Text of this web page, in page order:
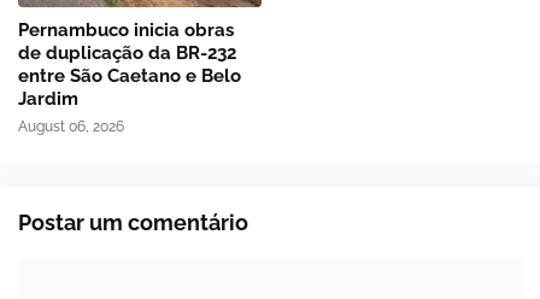
Pernambuco inicia obras
de duplicação da BR-232
entre São Caetano e Belo
Jardim
August 06, 2026
Postar um comentário